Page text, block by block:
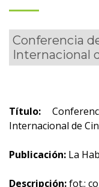
Conferencia
Internacional
Título:
Internacional de
Publicación: La
Descripción:fot.;